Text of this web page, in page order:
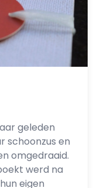
geleden
schoonzus en
omgedraaid.
werd na
eigen